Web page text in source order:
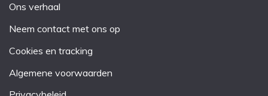
Ons verhaal
Neem contact met ons op
Cookies en tracking
Algemene voorwaarden